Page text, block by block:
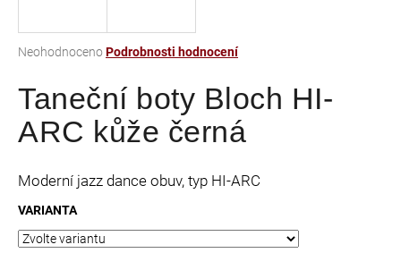
Průměrné
produktu
je
0,0
hvězdiček.
NeohodnocenoPodrobnosti hodnocení
Taneční boty Bloch HI-
ARC kůže černá
Moderní jazz dance obuv, typ HI-ARC
VARIANTA
j
t
?